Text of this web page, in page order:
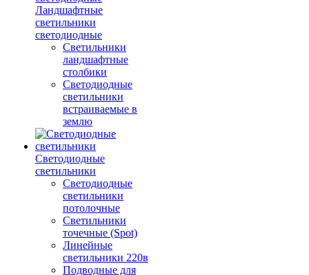
Ландшафтные
светильники
светодиодные
Светильники
ландшафтные
столбики
Светодиодные
светильники
встраиваемые в
землю
Светодиодные
светильники
Светодиодные
светильники
потолочные
Светильники
точечные (Spot)
Линейные
светильники 220в
Подводные для